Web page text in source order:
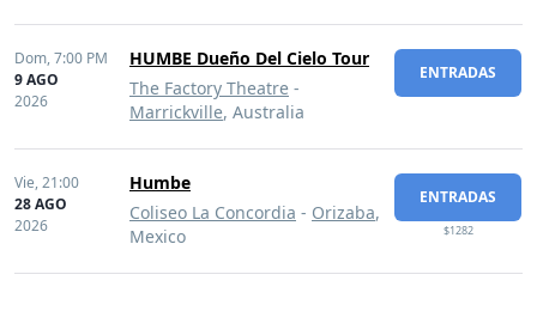
Dom,7:00 PM
9 AGO
2026
HUMBE Dueño Del Cielo Tour
The Factory Theatre -
Marrickville, Australia
ENTRADAS
Vie,21:00
28 AGO
2026
Humbe
Coliseo La Concordia - Orizaba,
Mexico
ENTRADAS
$1282